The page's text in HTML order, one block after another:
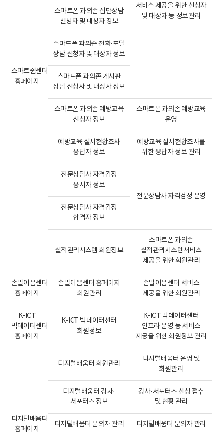
스마트쉼센터
홈페이지
서비스 제공을 위한 신청자
및 대상자 등 정보관리
스마트폰 과의존 집단상담
신청자 및 대상자 정보
스마트폰 과의존 전화·포털
상담 신청자 및 대상자 정보
스마트폰 과의존 게시판
상담 신청자 및 대상자 정보
스마트폰 과의존 예방교육
신청자 정보
스마트폰 과의존 예방교육
운영
예방교육 실시현황조사
응답자 정보
예방교육 실시현황조사를
위한 응답자 정보 관리
전문상담사 자격검정
응시자 정보
전문상담사 자격검정 운영
전문상담사 자격검정
합격자 정보
실적관리시스템 회원정보
스마트폰 과의존
실적관리시스템서비스
제공을 위한 회원관리
손말이음센터
홈페이지
손말이음센터 홈페이지
회원관리
손말이음센터 서비스
제공을 위한 회원관리
K-ICT
빅데이터센터
홈페이지
K-ICT 빅데이터센터
회원정보
K-ICT 빅데이터센터
인프라 운영 등 서비스
제공을 위한 회원정보 관리
디지털배움터
홈페이지
디지털배움터 회원관리
디지털배움터 운영 및
회원관리
디지털배움터 강사·
서포터즈 정보
강사·서포터즈 신청 접수
및 현황 관리
디지털배움터 문의자 관리 디지털배움터 문의자 관리